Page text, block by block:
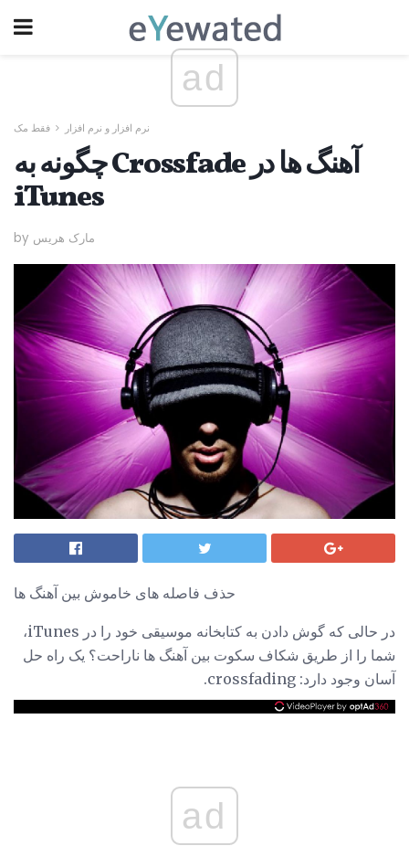
ad
نرم افزار و نرم افزار فقط مک
چگونه به Crossfade آهنگ ها در
iTunes
by مارک هریس
حذف فاصله های خاموش بین آهنگ ها
در حالی که گوش دادن به کتابخانه موسیقی خود را در iTunes،
شما را از طریق شکاف سکوت بین آهنگ ها ناراحت؟ یک راه حل
آسان وجود دارد: crossfading.
ad